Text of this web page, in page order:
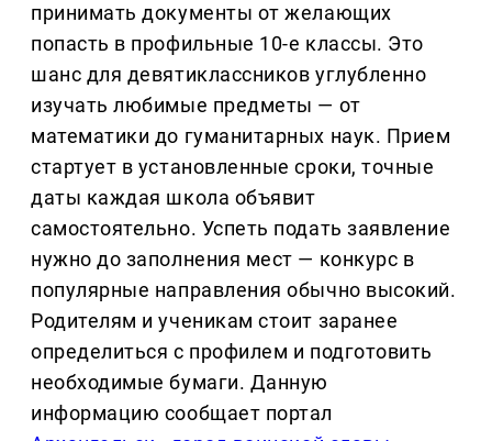
принимать документы от желающих
попасть в профильные 10-е классы. Это
шанс для девятиклассников углубленно
изучать любимые предметы — от
математики до гуманитарных наук. Прием
стартует в установленные сроки, точные
даты каждая школа объявит
самостоятельно. Успеть подать заявление
нужно до заполнения мест — конкурс в
популярные направления обычно высокий.
Родителям и ученикам стоит заранее
определиться с профилем и подготовить
необходимые бумаги. Данную
информацию сообщает портал